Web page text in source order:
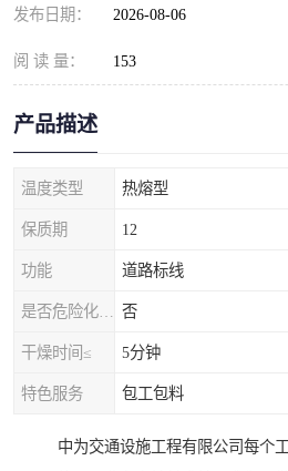
发布日期： 2026-08-06
阅 读 量： 153
产品描述
温度类型 热熔型
保质期 12
功能 道路标线
否
干燥时间≤ 5分钟
特色服务 包工包料
中为交通设施工程有限公司每个